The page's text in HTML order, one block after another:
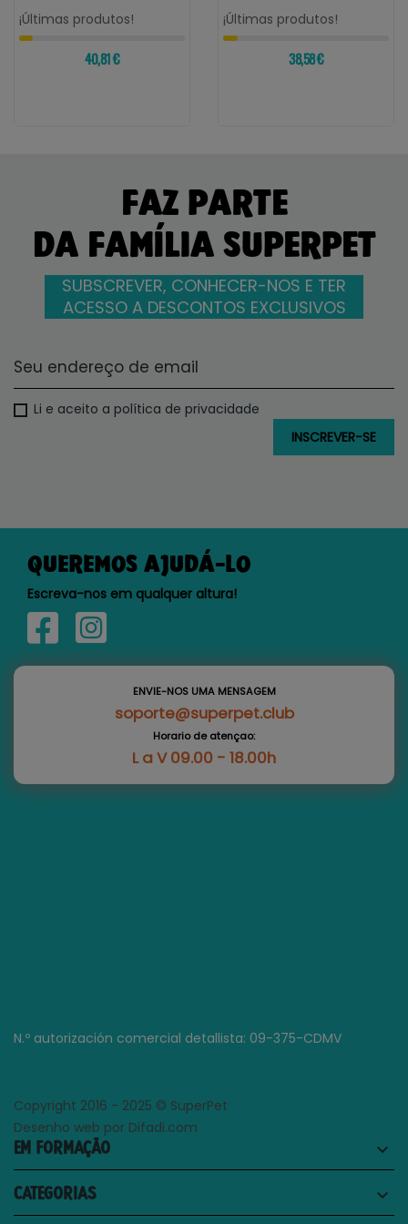
¡Últimas produtos!
40,81 €
¡Últimas produtos!
38,58 €
FAZ PARTE
DA FAMÍLIA SUPERPET
SUBSCREVER, CONHECER-NOS E TER
ACESSO A DESCONTOS EXCLUSIVOS
Li e aceito a política de privacidade
QUEREMOS AJUDÁ-LO
Escreva-nos em qualquer altura!
ENVIE-NOS UMA MENSAGEM
soporte@superpet.club
Horario de atençao:
L a V 09.00 - 18.00h
N.º autorización comercial detallista: 09-375-CDMV
Copyright 2016 - 2025 © SuperPet
Desenho web por Difadi.com
EM FORMAÇÃO keyboard_arrow_down
CATEGORIAS keyboard_arrow_down